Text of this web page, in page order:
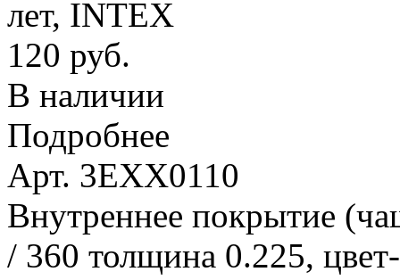
лет, INTEX
120 руб.
В наличии
Подробнее
Арт. 3EXX0110
Внутреннее покрытие
/ 360 толщина 0.225,